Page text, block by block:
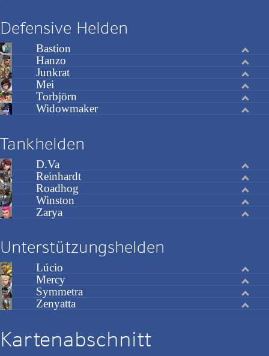
Defensive Helden
Bastion
Hanzo
Junkrat
Mei
Torbjörn
Widowmaker
Tankhelden
D.Va
Reinhardt
Roadhog
Winston
Zarya
Unterstützungshelden
Lúcio
Mercy
Symmetra
Zenyatta
Kartenabschnitt